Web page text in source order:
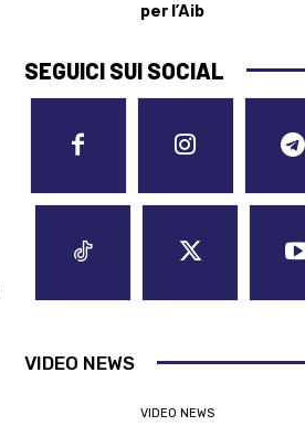
per l’Aib
SEGUICI SUI SOCIAL
VIDEO NEWS
VIDEO NEWS